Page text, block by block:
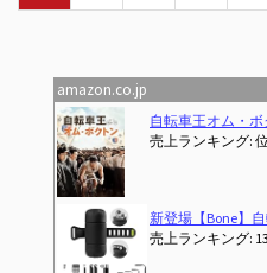
amazon.co.jp
自転車先進国でロ
売上ランキング:
自転車先進国で
売上ランキング:
Previous